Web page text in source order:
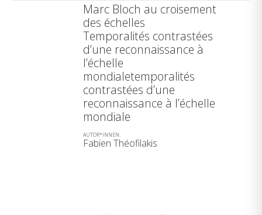
Marc Bloch au croisement
des échelles
Temporalités contrastées
d’une reconnaissance à
l’échelle
mondialetemporalités
contrastées d’une
reconnaissance à l’échelle
mondiale
AUTOR*INNEN:
Fabien Théofilakis